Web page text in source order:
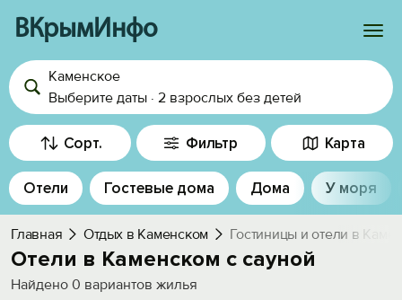
ВКрымИнфо
Войти
Избранное
История просмотра
Добавить свой объект
Каменское
Выберите даты · 2 взрослых без детей
Сорт. Фильтр Карта
Отели Гостевые дома Дома У моря
Главная Отдых в Каменском Гостиницы и отели в
Отели в Каменском с сауной
Найдено 0 вариантов жилья